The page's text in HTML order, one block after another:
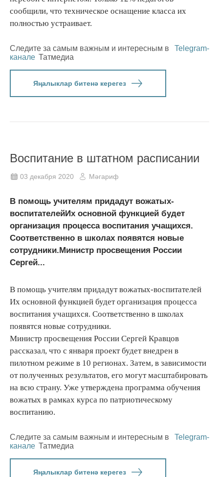
сообщили, что техническое оснащение класса их
полностью устраивает.
Следите за самым важным и интересным в
Telegram-
канале Татмедиа
Яңалыклар битенә керегез
Воспитание в штатном расписании
03 декабря 2020 Мәгариф
В помощь учителям придадут вожатых-
воспитателейИх основной функцией будет
организация процесса воспитания учащихся.
Соответственно в школах появятся новые
сотрудники.Министр просвещения России
Сергей...
В помощь учителям придадут вожатых-воспитателей
Их основной функцией будет организация процесса
воспитания учащихся. Соответственно в школах
появятся новые сотрудники.
Министр просвещения России Сергей Кравцов
рассказал, что с января проект будет внедрен в
пилотном режиме в 10 регионах. Затем, в зависимости
от полученных результатов, его могут масштабировать
на всю страну. Уже утверждена программа обучения
вожатых в рамках курса по патриотическому
воспитанию.
Следите за самым важным и интересным в
Telegram-
канале Татмедиа
Яңалыклар битенә керегез